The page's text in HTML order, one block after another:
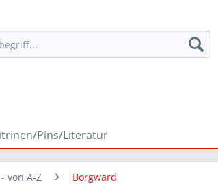
Pins/Literatur
von A-Z Borgward